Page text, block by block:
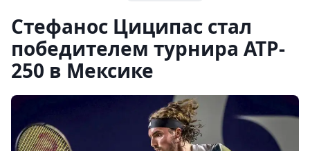
Стефанос Циципас стал
победителем турнира ATP-
250 в Мексике